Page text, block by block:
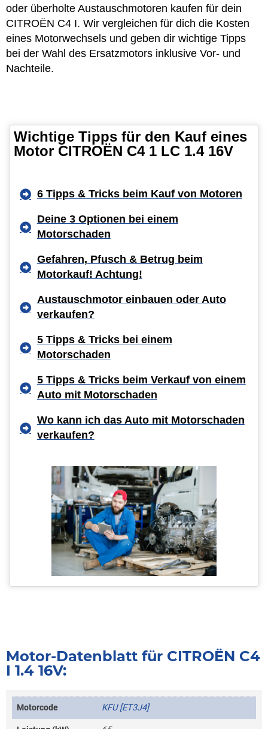
oder überholte Austauschmotoren kaufen für dein
CITROËN C4 I. Wir vergleichen für dich die Kosten
eines Motorwechsels und geben dir wichtige Tipps
bei der Wahl des Ersatzmotors inklusive Vor- und
Nachteile.
Wichtige Tipps für den Kauf eines
Motor CITROËN C4 1 LC 1.4 16V
6 Tipps & Tricks beim Kauf von Motoren
Deine 3 Optionen bei einem
Motorschaden
Gefahren, Pfusch & Betrug beim
Motorkauf! Achtung!
Austauschmotor einbauen oder Auto
verkaufen?
5 Tipps & Tricks bei einem
Motorschaden
5 Tipps & Tricks beim Verkauf von einem
Auto mit Motorschaden
Wo kann ich das Auto mit Motorschaden
verkaufen?
Motor-Datenblatt für CITROËN C4
I 1.4 16V:
Motorcode KFU [ET3J4]